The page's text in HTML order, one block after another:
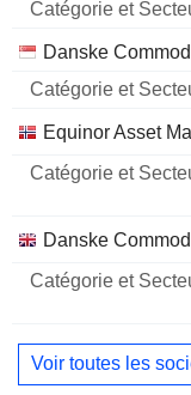
Danske
Equinor Asset
Danske
Voir toutes les